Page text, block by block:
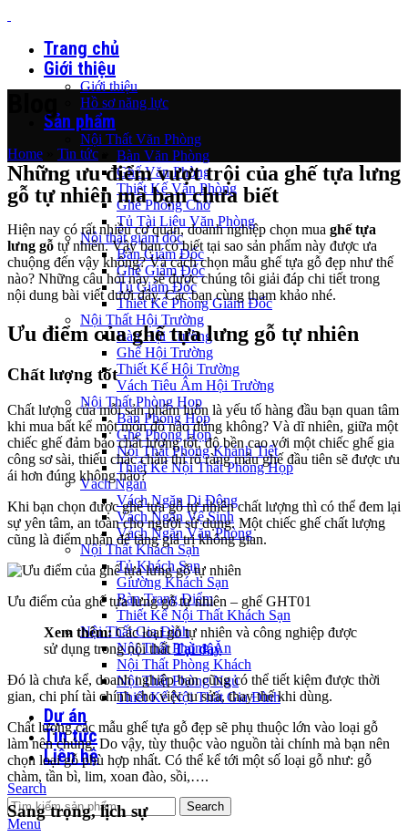
Trang chủ
Giới thiệu
Giới thiệu
Hồ sơ năng lực
Sản phẩm
Nội Thất Văn Phòng
Bàn Văn Phòng
Ghế Văn Phòng
Thiết Kế Văn Phòng
Ghế Phòng Chờ
Tủ Tài Liệu Văn Phòng
Nội thất giám đốc
Bàn Giám Đốc
Ghế Giám Đốc
Tủ Giám Đốc
Thiết Kế Phòng Giám Đốc
Nội Thất Hội Trường
Bàn Hội Trường
Ghế Hội Trường
Thiết Kế Hội Trường
Vách Tiêu Âm Hội Trường
Nội Thất Phòng Họp
Bàn Phòng Họp
Ghế Phòng Họp
Nội Thất Phòng Khánh Tiết
Thiết Kế Nội Thất Phòng Họp
Vách Ngăn
Vách Ngăn Di Động
Vách Ngăn Vệ Sinh
Vách Ngăn Văn Phòng
Nội Thất Khách Sạn
Tủ Khách Sạn
Giường Khách Sạn
Bàn Trang Điểm
Thiết Kế Nội Thất Khách Sạn
Nội Thất Gia Đình
Nội Thất Phòng Ăn
Nội Thất Phòng Khách
Nội Thất Phòng Ngủ
Thiết Kế Nội Thất Gia Đình
Dự án
Tin tức
Liên hệ
Search
Search
Menu
Blog
Home Tin tức
Những ưu điểm vượt trội của ghế tựa lưng
gỗ tự nhiên mà bạn chưa biết
Hiện nay có rất nhiều cơ quan, doanh nghiệp chọn mua ghế tựa
lưng gỗ tự nhiên. Vậy bạn có biết tại sao sản phẩm này được ưa
chuộng đến vậy không? Và cách chọn mẫu ghế tựa gỗ đẹp như thế
nào? Những câu hỏi này sẽ được chúng tôi giải đáp chi tiết trong
nội dung bài viết dưới đây. Các bạn cùng tham khảo nhé.
Ưu điểm của ghế tựa lưng gỗ tự nhiên
Chất lượng tốt
Chất lượng của mỗi sản phẩm luôn là yếu tố hàng đầu bạn quan tâm
khi mua bất kể một món đồ nào đúng không? Và dĩ nhiên, giữa một
chiếc ghế đảm bảo chất lượng tốt, độ bền cao với một chiếc ghế gia
công sơ sài, thiếu chắc chắn thì rõ ràng mẫu ghế đầu tiên sẽ được ưu
ái hơn đúng không nào?
Khi bạn chọn được ghế tựa gỗ tự nhiên chất lượng thì có thể đem lại
sự yên tâm, an toàn cho người sử dụng. Một chiếc ghế chất lượng
cũng là điểm nhấn để tăng giá trị không gian.
Ưu điểm của ghế tựa lưng gỗ tự nhiên – ghế GHT01
Xem thêm:Các loại gỗ tự nhiên và công nghiệp được
sử dụng trong nội thấtTại đây
Đó là chưa kể, doanh nghiệp bạn cũng có thể tiết kiệm được thời
gian, chi phí tài chính cho việc tu sửa, thay thế khi dùng.
Chất lượng các mẫu ghế tựa gỗ đẹp sẽ phụ thuộc lớn vào loại gỗ
làm nên chúng. Do vậy, tùy thuộc vào nguồn tài chính mà bạn nên
chọn loại gỗ phù hợp nhất. Có thể kể tới một số loại gỗ như: gỗ
chàm, tần bì, lim, xoan đào, sồi,….
Sang trọng, lịch sự